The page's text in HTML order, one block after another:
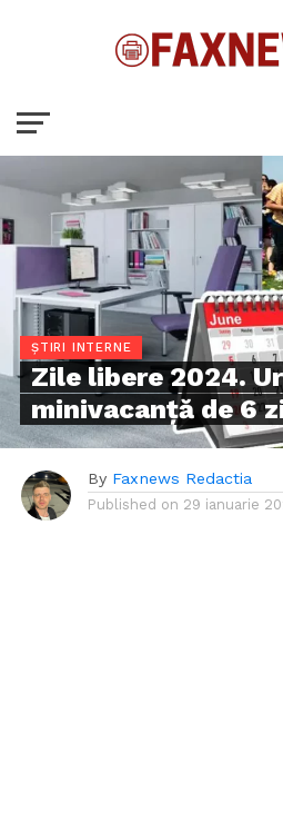
ȘTIRI INTERNE
Zile libere 2024.
minivacanţă de 6
By Faxnews Redactia
Published on 29 ianuarie